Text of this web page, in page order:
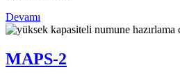
Devamı
MAPS-2